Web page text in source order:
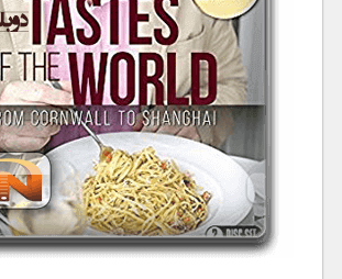
کیهان / نجوم
گردشگری
ماورایی
مسابقات / ورزشی
مستند های اختصاصی